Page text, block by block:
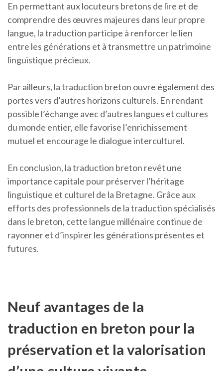
En permettant aux locuteurs bretons de lire et de
comprendre des œuvres majeures dans leur propre
langue, la traduction participe à renforcer le lien
entre les générations et à transmettre un patrimoine
linguistique précieux.
Par ailleurs, la traduction breton ouvre également des
portes vers d’autres horizons culturels. En rendant
possible l’échange avec d’autres langues et cultures
du monde entier, elle favorise l’enrichissement
mutuel et encourage le dialogue interculturel.
En conclusion, la traduction breton revêt une
importance capitale pour préserver l’héritage
linguistique et culturel de la Bretagne. Grâce aux
efforts des professionnels de la traduction spécialisés
dans le breton, cette langue millénaire continue de
rayonner et d’inspirer les générations présentes et
futures.
Neuf avantages de la
traduction en breton pour la
préservation et la valorisation